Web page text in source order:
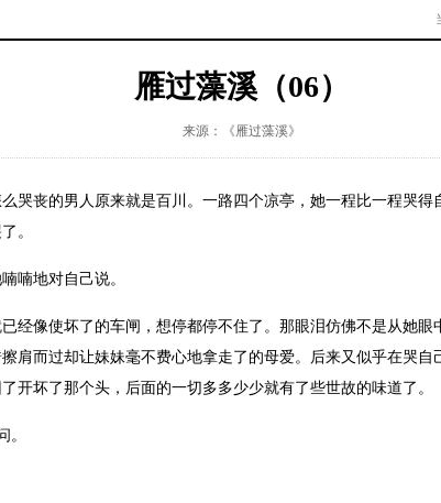
雁过藻溪（06）
来源：《雁过藻溪》
丧的男人原来就是百川。一路四个凉亭，她一程比一程哭得
。
喃地对自己说。
像使坏了的车闸，想停都停不住了。那眼泪仿佛不是从她眼
肩而过却让妹妹毫不费心地拿走了的母爱。后来又似乎在哭
开坏了那个头，后面的一切多多少少就有了些世故的味道了。